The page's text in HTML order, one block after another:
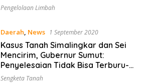
Pengelolaan Limbah
Daerah, News 1 September 2020
Kasus Tanah Simalingkar dan Sei
Mencirim, Gubernur Sumut:
Penyelesaian Tidak Bisa Terburu-
buru
Sengketa Tanah